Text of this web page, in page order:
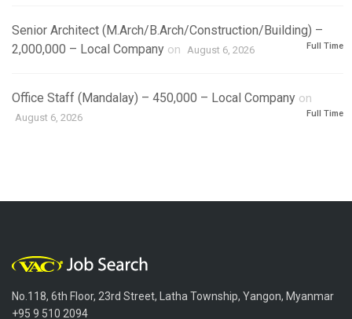
Senior Architect (M.Arch/B.Arch/Construction/Building) –
2,000,000 – Local Company on August 6, 2026 Full Time
Office Staff (Mandalay) – 450,000 – Local Company on
August 6, 2026 Full Time
No.118, 6th Floor, 23rd Street, Latha Township, Yangon, Myanmar
+95 9 510 2094